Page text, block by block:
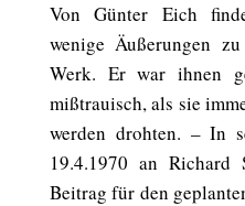
Von Günter Eich
wenige Äußerungen
Werk. Er war ihnen
mißtrauisch, als sie
werden drohten. – In
19.4.1970 an
Beitrag für den